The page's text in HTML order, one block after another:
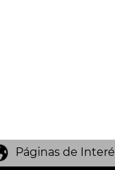
Páginas de